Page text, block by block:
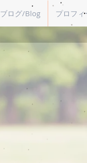
ブログ/Blog プロフ